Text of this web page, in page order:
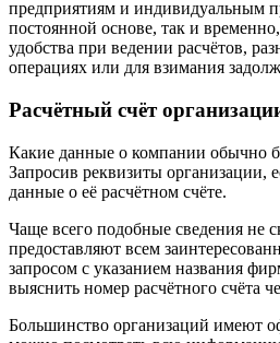
Существует несколько законных
узнать расчетный счет
банковском учреждении имеются у
лица.
Личный расчётный счёт
предприятиям и индивидуальным
постоянной основе, так и временно,
удобства при ведении расчётов,
операциях или для взимания